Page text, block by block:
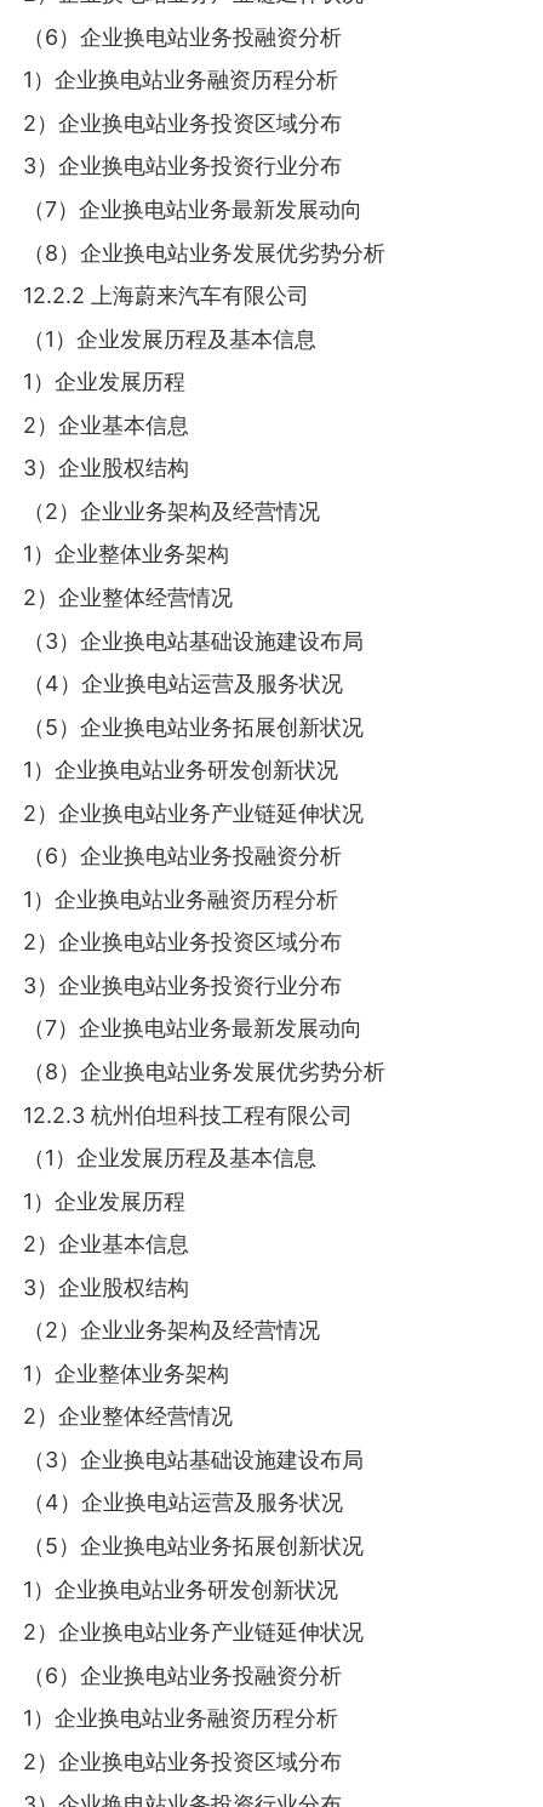
（6）企业换电站业务投融资分析
1）企业换电站业务融资历程分析
2）企业换电站业务投资区域分布
3）企业换电站业务投资行业分布
（7）企业换电站业务最新发展动向
（8）企业换电站业务发展优劣势分析
12.2.2 上海蔚来汽车有限公司
（1）企业发展历程及基本信息
1）企业发展历程
2）企业基本信息
3）企业股权结构
（2）企业业务架构及经营情况
1）企业整体业务架构
2）企业整体经营情况
（3）企业换电站基础设施建设布局
（4）企业换电站运营及服务状况
（5）企业换电站业务拓展创新状况
1）企业换电站业务研发创新状况
2）企业换电站业务产业链延伸状况
（6）企业换电站业务投融资分析
1）企业换电站业务融资历程分析
2）企业换电站业务投资区域分布
3）企业换电站业务投资行业分布
（7）企业换电站业务最新发展动向
（8）企业换电站业务发展优劣势分析
12.2.3 杭州伯坦科技工程有限公司
（1）企业发展历程及基本信息
1）企业发展历程
2）企业基本信息
3）企业股权结构
（2）企业业务架构及经营情况
1）企业整体业务架构
2）企业整体经营情况
（3）企业换电站基础设施建设布局
（4）企业换电站运营及服务状况
（5）企业换电站业务拓展创新状况
1）企业换电站业务研发创新状况
2）企业换电站业务产业链延伸状况
（6）企业换电站业务投融资分析
1）企业换电站业务融资历程分析
2）企业换电站业务投资区域分布